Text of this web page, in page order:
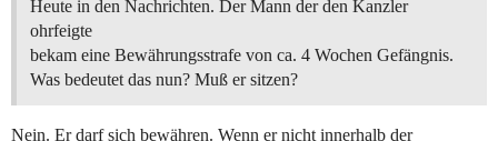
Heute in den Nachrichten. Der Mann der den Kanzler
ohrfeigte
bekam eine Bewährungsstrafe von ca. 4 Wochen Gefängnis.
Was bedeutet das nun? Muß er sitzen?
Nein. Er darf sich bewähren. Wenn er nicht innerhalb der